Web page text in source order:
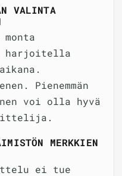
VALINTA
harjoitella
Pienemmän
voi olla hyvä
MERKKIEN
ei tue